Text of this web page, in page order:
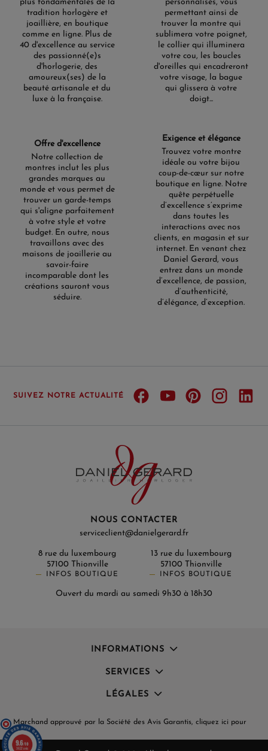
plus fondamentales de la
tradition horlogère et
joaillière, en boutique
comme en ligne. Plus de
40 d'excellence au service
des passionné(e)s
d'horlogerie, des
amoureux(ses) de la
beauté artisanale et du
luxe à la française.
personnalisés, vous
permettant ainsi de
trouver la montre qui
sublimera votre poignet,
le collier qui illuminera
votre cou, les boucles
d'oreilles qui encadreront
votre visage, la bague
qui glissera à votre
doigt...
Offre d'excellence
Notre collection de
montres inclut les plus
grandes marques au
monde et vous permet de
trouver un garde-temps
qui s'aligne parfaitement
à votre style et votre
budget. En outre, nous
travaillons avec des
maisons de joaillerie au
savoir-faire
incomparable dont les
créations sauront vous
séduire.
Exigence et élégance
Trouvez votre montre
idéale ou votre bijou
coup-de-cœur sur notre
boutique en ligne. Notre
quête perpétuelle
d’excellence s’exprime
dans toutes les
interactions avec nos
clients, en magasin et sur
internet. En venant chez
Daniel Gerard, vous
entrez dans un monde
d’excellence, de passion,
d’authenticité,
d’élégance, d’exception.
SUIVEZ NOTRE ACTUALITÉ
NOUS CONTACTER
serviceclient@danielgerard.fr
8 rue du luxembourg
57100 Thionville
INFOS BOUTIQUE
13 rue du luxembourg
57100 Thionville
INFOS BOUTIQUE
Ouvert du mardi au samedi 9h30 à 18h30
INFORMATIONS
SERVICES
LÉGALES
Marchand approuvé par la Société des Avis Garantis, cliquez ici pour
vérifier.
9.6/10
3622 avis